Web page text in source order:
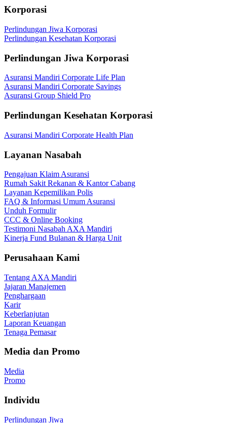
Korporasi
Perlindungan Jiwa Korporasi
Perlindungan Kesehatan Korporasi
Perlindungan Jiwa Korporasi
Asuransi Mandiri Corporate Life Plan
Asuransi Mandiri Corporate Savings
Asuransi Group Shield Pro
Perlindungan Kesehatan Korporasi
Asuransi Mandiri Corporate Health Plan
Layanan Nasabah
Pengajuan Klaim Asuransi
Rumah Sakit Rekanan & Kantor Cabang
Layanan Kepemilikan Polis
FAQ & Informasi Umum Asuransi
Unduh Formulir
CCC & Online Booking
Testimoni Nasabah AXA Mandiri
Kinerja Fund Bulanan & Harga Unit
Perusahaan Kami
Tentang AXA Mandiri
Jajaran Manajemen
Penghargaan
Karir
Keberlanjutan
Laporan Keuangan
Tenaga Pemasar
Media dan Promo
Media
Promo
Individu
Perlindungan Jiwa